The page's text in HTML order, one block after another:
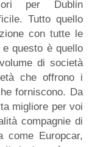
per Dublin
Tutto quello
con tutte le
questo è quello
di società
che offrono i
forniscono. Da
migliore per voi
compagnie di
Europcar,